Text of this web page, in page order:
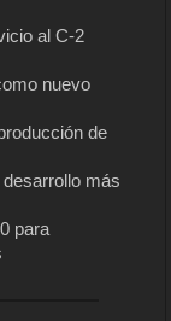
al C-2
nuevo
de
más
para